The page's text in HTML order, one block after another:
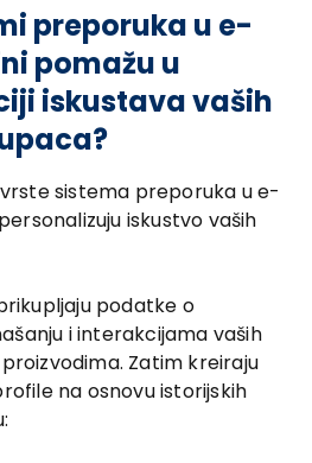
preporuka u e-
pomažu u
iskustava vaših
sistema preporuka u e-
iskustvo vaših
podatke o
i interakcijama vaših
Zatim kreiraju
na osnovu istorijskih